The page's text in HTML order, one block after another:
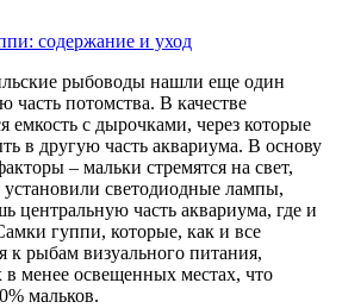
содержание и уход
рыбоводы нашли еще один
часть потомства. В качестве
емкость с дырочками, через которые
в другую часть аквариума. В основу
– мальки стремятся на свет,
светодиодные лампы,
центральную часть аквариума, где и
гуппи, которые, как и все
к рыбам визуального питания,
в менее освещенных местах, что
мальков.